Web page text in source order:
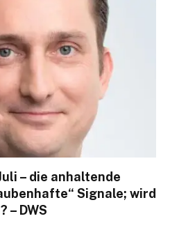
– die anhaltende
Signale; wird
– DWS